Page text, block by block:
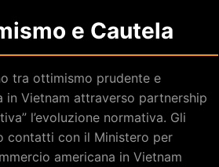
e Cautela
tra ottimismo prudente e
in Vietnam attraverso partnership
l’evoluzione normativa. Gli
contatti con il Ministero per
americana in Vietnam